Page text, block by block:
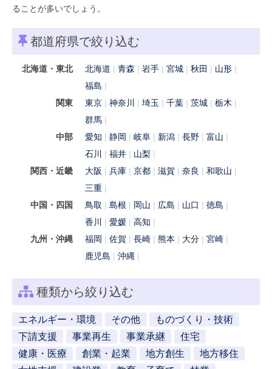
ることが多いでしょう。
都道府県で絞り込む
北海道・東北 北海道 青森 岩手 宮城 秋田
山形
福島
関東
東京 神奈川 埼玉 千葉 茨城
栃木
群馬
中部
愛知 静岡 岐阜 新潟 長野
富山
石川
福井
山梨
関西・近畿
大阪 兵庫 京都 滋賀 奈良
和歌山
三重
中国・四国
鳥取 島根 岡山 広島 山口
徳島
香川
愛媛
高知
九州・沖縄
福岡 佐賀 長崎 熊本 大分
宮崎
鹿児島
沖縄
種類から絞り込む
エネルギー・環境 その他
ものづくり・技術
下請支援
事業再生 事業承継
住宅
健康・医療
創業・起業 地方創生
地方移住